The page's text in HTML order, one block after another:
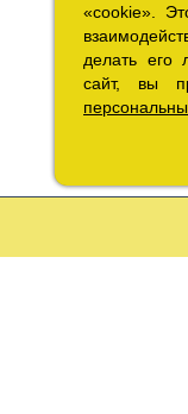
«cookie».
делать его
сайт, вы
«cookie».
делать его
сайт, вы